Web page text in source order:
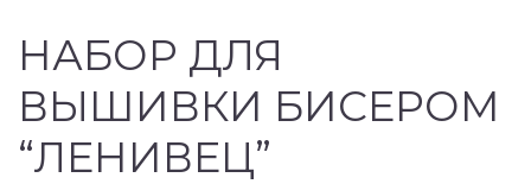
НАБОР ДЛЯ
ВЫШИВКИ БИСЕРОМ
“ЛЕНИВЕЦ”